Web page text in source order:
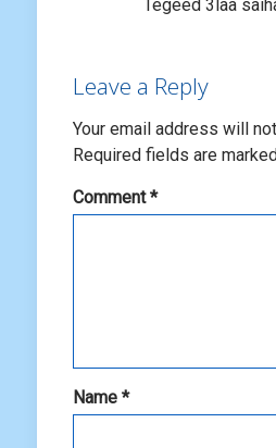
Tegeed 3laa
Leave a Reply
Your email address will
Required fields are
Comment*
Name *